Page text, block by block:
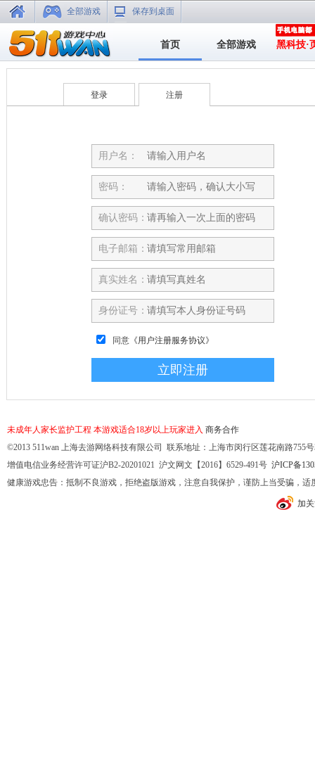
全部游戏 保存到桌面
首页 全部游戏 黑科技·
登录 注册
用户名：
密码：
确认密码：
电子邮箱：
真实姓名：
身份证号：
同意 《用户注册服务协议》
未成年人家长监护工程 本游戏适合18岁以上玩家进入 商务合作
©2013 511wan 上海去游网络科技有限公司 联系地址：上海市闵行区莲花南路755
增值电信业务经营许可证沪B2-20201021 沪文网文【2016】6529-491号 沪ICP备
健康游戏忠告：抵制不良游戏，拒绝盗版游戏，注意自我保护，谨防上当受骗，
加